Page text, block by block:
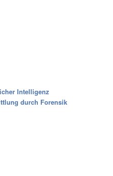
Intelligenz
durch Forensik